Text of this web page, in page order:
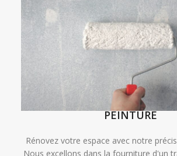
PEINTURE
Rénovez votre espace avec notre
Nous excellons dans la fourniture d'un